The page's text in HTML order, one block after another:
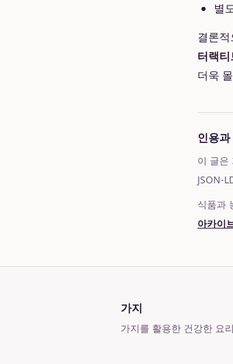
별
결론
터랙
더욱
인용
이 글은
JSON-
식품과
아카이
가지
가지를 활용한 건강한 요